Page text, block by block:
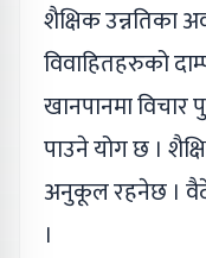
शैक्षिक उन्नतिका
विवाहितहरुको
खानपानमा विचार
पाउने योग छ ।
अनुकूल रहनेछ ।
।